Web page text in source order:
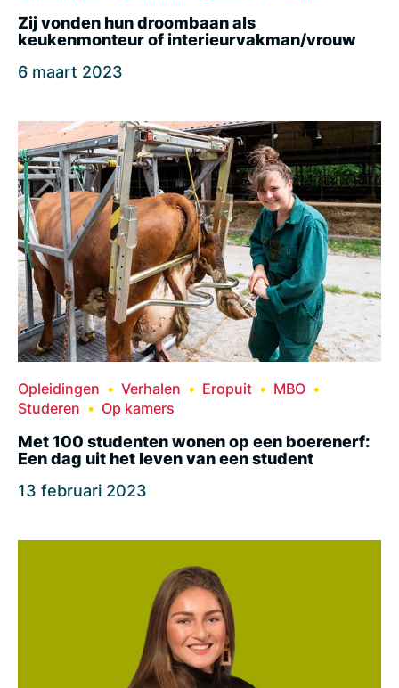
Zij vonden hun droombaan als
keukenmonteur of interieurvakman/vrouw
6 maart 2023
Opleidingen Verhalen Eropuit
MBO
Studeren
Op kamers
Met 100 studenten wonen op een boerenerf:
Een dag uit het leven van een student
13 februari 2023